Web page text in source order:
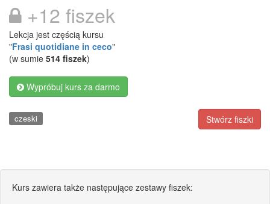
+12 fiszek
Lekcja jest częścią kursu
"Frasi quotidiane in ceco"
(w sumie 514 fiszek)
Wypróbuj kurs za darmo
Stwórz fiszki
czeski
Kurs zawiera także następujące zestawy fiszek: